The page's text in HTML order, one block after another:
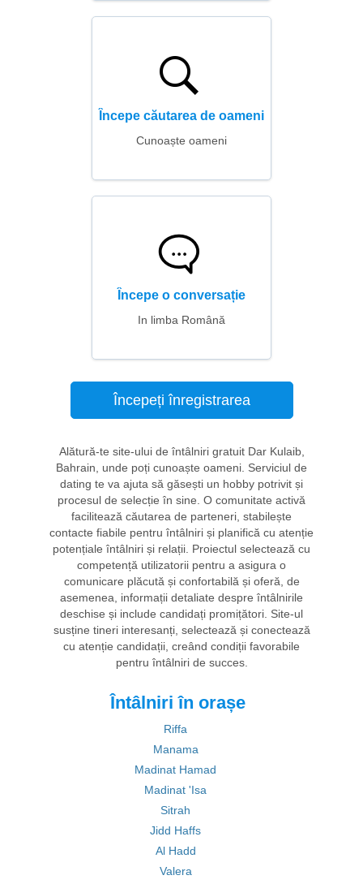
Începe căutarea de oameni
Cunoaște oameni
Începe o conversație
In limba Română
Începeți înregistrarea
Alătură-te site-ului de întâlniri gratuit Dar Kulaib,
Bahrain, unde poți cunoaște oameni. Serviciul de
dating te va ajuta să găsești un hobby potrivit și
procesul de selecție în sine. O comunitate activă
facilitează căutarea de parteneri, stabilește
contacte fiabile pentru întâlniri și planifică cu atenție
potențiale întâlniri și relații. Proiectul selectează cu
competență utilizatorii pentru a asigura o
comunicare plăcută și confortabilă și oferă, de
asemenea, informații detaliate despre întâlnirile
deschise și include candidați promițători. Site-ul
susține tineri interesanți, selectează și conectează
cu atenție candidații, creând condiții favorabile
pentru întâlniri de succes.
Întâlniri în orașe
Riffa
Manama
Madinat Hamad
Madinat 'Isa
Sitrah
Jidd Haffs
Al Hadd
Valera